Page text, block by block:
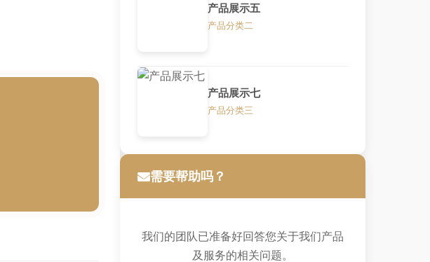
产品展示五
产品分类二
产品展示七
产品分类三
需要帮助吗？
我们的团队已准备好回答您关于我们产品
及服务的相关问题。